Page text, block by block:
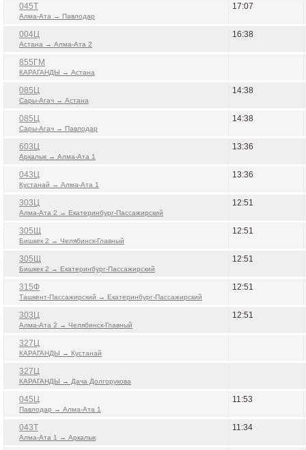
045Т
Алма-Ата → Павлодар
17:07
004Ц
Астана → Алма-Ата 2
16:38
855ГМ
КАРАГАНДЫ → Астана
085Ц
Сары-Агач → Астана
14:38
085Ц
Сары-Агач → Павлодар
14:38
603Ц
Аркалык → Алма-Ата 1
13:36
043Ц
Кустанай → Алма-Ата 1
13:36
303Ц
Алма-Ата 2 → Екатеринбург-Пассажирский
12:51
305Щ
Бишкек 2 → Челябинск-Главный
12:51
305Щ
Бишкек 2 → Екатеринбург-Пассажирский
12:51
315Ф
Ташкент-Пассажирский → Екатеринбург-Пассажирский
12:51
303Ц
Алма-Ата 2 → Челябинск-Главный
12:51
327Ц
КАРАГАНДЫ → Кустанай
327Ц
КАРАГАНДЫ → Дача Долгорукова
045Ц
Павлодар → Алма-Ата 1
11:53
043Т
Алма-Ата 1 → Аркалык
11:34